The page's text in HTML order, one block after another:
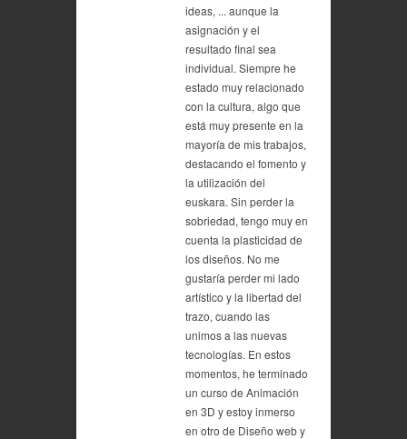
ideas, ... aunque la
asignación y el
resultado final sea
individual. Siempre he
estado muy relacionado
con la cultura, algo que
está muy presente en la
mayoría de mis trabajos,
destacando el fomento y
la utilización del
euskara. Sin perder la
sobriedad, tengo muy en
cuenta la plasticidad de
los diseños. No me
gustaría perder mi lado
artístico y la libertad del
trazo, cuando las
unimos a las nuevas
tecnologías. En estos
momentos, he terminado
un curso de Animación
en 3D y estoy inmerso
en otro de Diseño web y